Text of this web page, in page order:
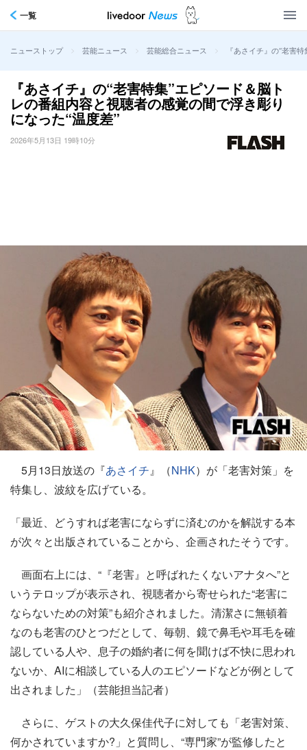
一覧
ニューストップ > 芸能ニュース > 芸能総合ニュース > 『あさイチ』の“老害
『あさイチ』の“老害特集”エピソード＆脳ト
レの番組内容と視聴者の感覚の間で浮き彫り
になった“温度差”
2026年5月13日 19時10分
5月13日放送の『あさイチ』（NHK）が「老害対策」を
特集し、波紋を広げている。
「最近、どうすれば老害にならずに済むのかを解説する本
が次々と出版されていることから、企画されたそうです。
画面右上には、“『老害』と呼ばれたくないアナタへ”と
いうテロップが表示され、視聴者から寄せられた“老害に
ならないための対策”も紹介されました。清潔さに無頓着
なのも老害のひとつだとして、毎朝、鏡で鼻毛や耳毛を確
認している人や、息子の婚約者に何を聞けば不快に思われ
ないか、AIに相談している人のエピソードなどが例として
出されました」（芸能担当記者）
さらに、ゲストの大久保佳代子に対しても「老害対策、
何かされていますか?」と質問し、“専門家”が監修したと